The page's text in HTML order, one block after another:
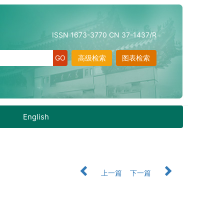
ISSN 1673-3770 CN 37-1437/R
图表检索
高级检索
English
上一篇
下一篇